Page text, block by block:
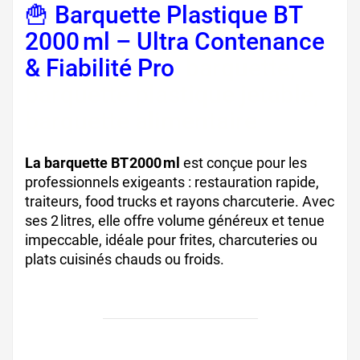
🍟 Barquette Plastique BT
2000 ml – Ultra Contenance
& Fiabilité Pro
La barquette BT 2000 ml est conçue pour les
professionnels exigeants : restauration rapide,
traiteurs, food trucks et rayons charcuterie. Avec
ses 2 litres, elle offre volume généreux et tenue
impeccable, idéale pour frites, charcuteries ou
plats cuisinés chauds ou froids.